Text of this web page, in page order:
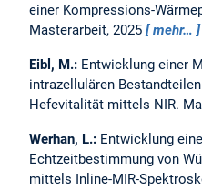
einer Kompressions-
Masterarbeit, 2025 mehr…
Eibl, M.: Entwicklung einer
intrazellulären
Hefevitalität mittels NIR.
Werhan, L.: Entwicklung
Echtzeitbestimmung von
mittels Inline-MIR-